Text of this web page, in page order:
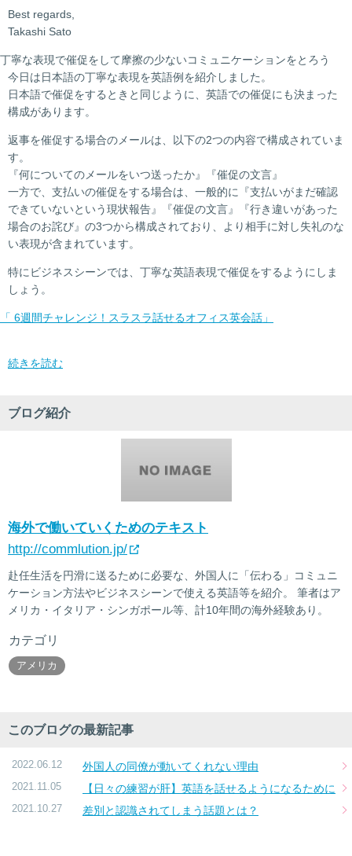
Best regards,
Takashi Sato
丁寧な表現で催促をして摩擦の少ないコミュニケーションをとろう
今日は日本語の丁寧な表現を英語例を紹介しました。
日本語で催促をするときと同じように、英語での催促にも決まった
構成があります。
返事を催促する場合のメールは、以下の2つの内容で構成されていま
す。
『何についてのメールをいつ送ったか』『催促の文言』
一方で、支払いの催促をする場合は、一般的に『支払いがまだ確認
できていないという現状報告』『催促の文言』『行き違いがあった
場合のお詫び』の3つから構成されており、より相手に対し失礼のな
い表現が含まれています。
特にビジネスシーンでは、丁寧な英語表現で催促をするようにしま
しょう。
「 6週間チャレンジ！スラスラ話せるオフィス英会話」
続きを読む
ブログ紹介
海外で働いていくためのテキスト
http://commlution.jp/
赴任生活を円滑に送るために必要な、外国人に「伝わる」コミュニ
ケーション方法やビジネスシーンで使える英語等を紹介。 筆者はア
メリカ・イタリア・シンガポール等、計10年間の海外経験あり。
カテゴリ
アメリカ
このブログの最新記事
2022.06.12 外国人の同僚が動いてくれない理由
2021.11.05 【日々の練習が肝】英語を話せるようになるために
2021.10.27 差別と認識されてしまう話題とは？